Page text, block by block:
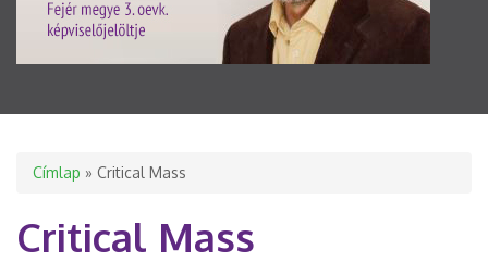
Jelenlegi hely
Címlap » Critical Mass
Critical Mass